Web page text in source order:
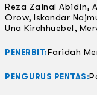
Reza Zainal Abidin,
Orow, Iskandar
Una Kirchhuebel,
PENERBIT:Faridah
PENGURUS PENTAS: